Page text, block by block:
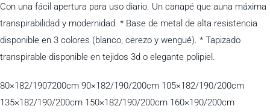
Con una fácil apertura para uso diario. Un canapé que auna máxima
transpirabilidad y modernidad. * Base de metal de alta resistencia
disponible en 3 colores (blanco, cerezo y wengué). * Tapizado
transpirable disponible en tejidos 3d o elegante polipiel.
80×182/1907200cm 90×182/190/200cm 105×182/190/200cm
135×182/190/200cm 150×182/190/200cm 160×190/200cm